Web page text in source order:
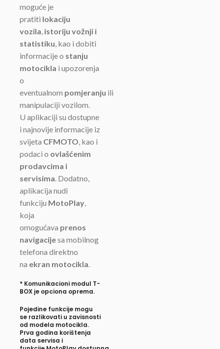
moguće je
pratiti lokaciju
vozila, istoriju vožnji i
statistiku, kao i dobiti
informacije o stanju
motocikla i upozorenja
o
eventualnom pomjeranju ili
manipulaciji vozilom.
U aplikaciji su dostupne
i najnovije informacije iz
svijeta CFMOTO, kao i
podaci o ovlašćenim
prodavcima i
servisima. Dodatno,
aplikacija nudi
funkciju MotoPlay,
koja
omogućava prenos
navigacijesa mobilnog
telefona direktno
na ekran motocikla.
* Komunikacioni modul T-
BOX je opciona oprema.
Pojedine funkcije mogu
se razlikovati u zavisnosti
od modela motocikla.
Prva godina korištenja
data servisa i